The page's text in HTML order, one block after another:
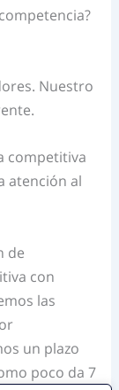
Nuestro
competitiva
atención al
de
con
las
un plazo
poco da 7